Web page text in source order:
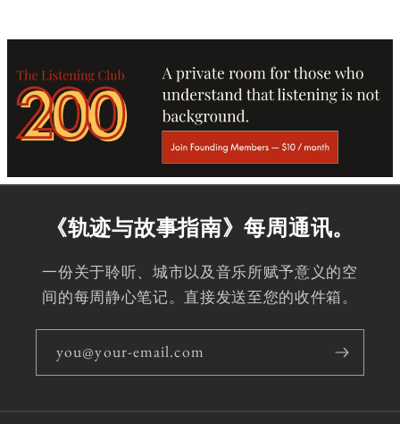
《轨迹与故事指南》每周通讯。
一份关于聆听、城市以及音乐所赋予意义的空
间的每周静心笔记。直接发送至您的收件箱。
you@your-email.com